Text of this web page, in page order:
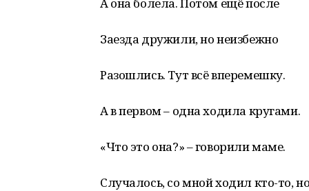
Заезда дружили, но неизбежно
Разошлись. Тут всё вперемешку.
А в первом – одна ходила кругами.
«Что это она?» – говорили маме.
Случалось, со мной ходил кто-то,